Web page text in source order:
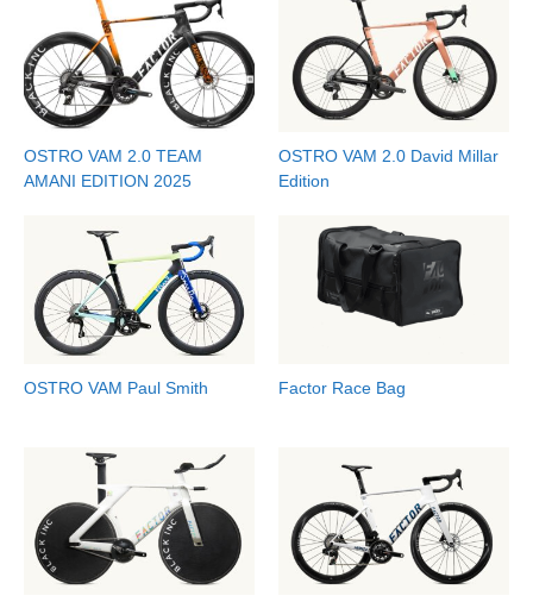
OSTRO VAM 2.0 TEAM
AMANI EDITION 2025
OSTRO VAM 2.0 David Millar
Edition
OSTRO VAM Paul Smith Factor Race Bag